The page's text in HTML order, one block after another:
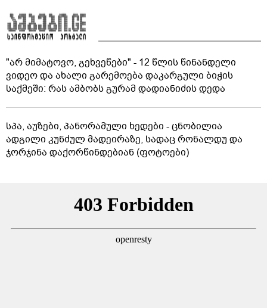
"არ მიმატოვო, გეხვეწები" - 12 წლის წინანდელი
ვიდეო და ახალი გარემოება დაკარგული ბიჭის
საქმეში: რას ამბობს გურამ დადიანიძის დედა
სპა, აუზები, პანორამული ხედები - ცნობილია
ადგილი კუნძულ მადეირაზე, სადაც რონალდუ და
ჯორჯინა დაქორწინდებიან (ფოტოები)